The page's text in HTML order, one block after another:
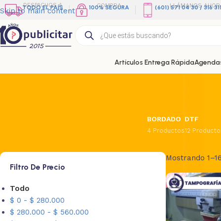
Skip to main content
DESPACHOS A
TODO EL PAÍS COMPRA
100% SEGURA LLÁMANOS
(601) 571 04 30 / 316
Artículos Entrega Rápida
BORDADO
4 Productos
DTF
12
Filtro De Precio
Todo
$ 0 - $ 280.000
$ 280.000 - $ 560.000
Mostrando